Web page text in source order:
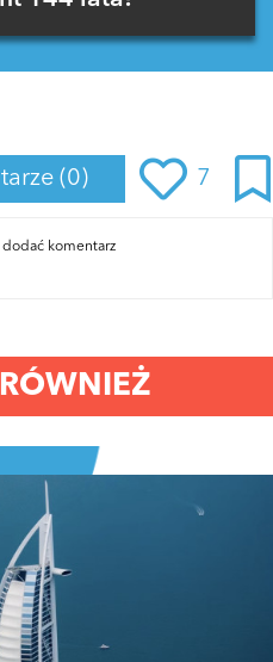
(0) 7
dodać komentarz